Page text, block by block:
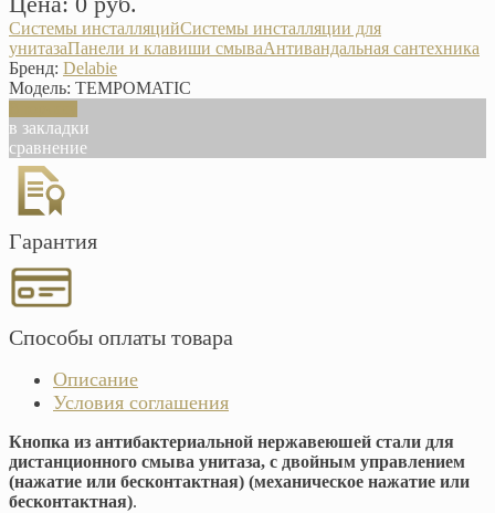
Системы инсталляцийСистемы инсталляции для
унитазаПанели и клавиши смываАнтивандальная сантехника
Бренд: Delabie
Модель: TEMPOMATIC
в закладки
сравнение
Гарантия
Способы оплаты товара
Описание
Условия соглашения
Кнопка из антибактериальной нержавеюшей стали для
дистанционного смыва унитаза, с двойным управлением
(нажатие или бесконтактная) (механическое нажатие или
бесконтактная).